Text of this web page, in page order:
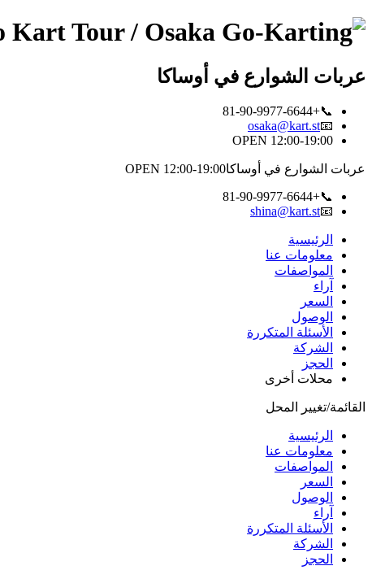
عربات الشوارع في أوساكا
📞+81-90-9977-6644
📧
osaka@kart.st
OPEN 12:00-19:00
عربات الشوارع في أوساكاOPEN 12:00-19:00
📞+81-90-9977-6644
📧
shina@kart.st
الرئيسية
معلومات عنا
المواصفات
آراء
السعر
الوصول
الأسئلة المتكررة
الشركة
الحجز
محلات أخرى
القائمة/تغيير المحل
الرئيسية
معلومات عنا
المواصفات
السعر
الوصول
آراء
الأسئلة المتكررة
الشركة
الحجز